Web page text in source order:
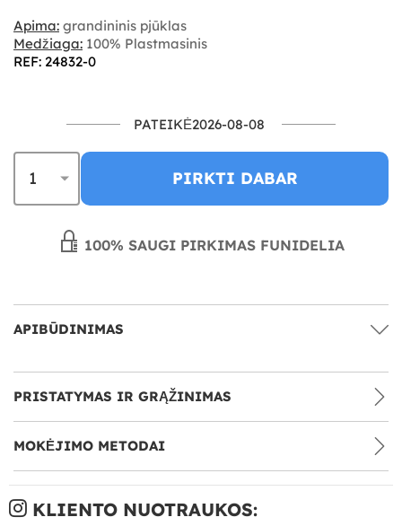
Apima: grandininis pjūklas
Medžiaga: 100% Plastmasinis
REF: 24832-0
PATEIKĖ2026-08-08
PIRKTI DABAR
100% SAUGI PIRKIMAS FUNIDELIA
APIBŪDINIMAS
PRISTATYMAS IR GRĄŽINIMAS
MOKĖJIMO METODAI
KLIENTO NUOTRAUKOS: